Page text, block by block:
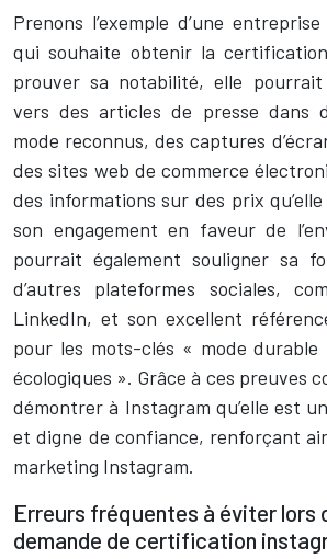
Prenons l’exemple d’une
qui souhaite obtenir la
prouver sa notabilité, elle
vers des articles de presse dans
mode reconnus, des captures
des sites web de commerce
des informations sur des prix
son engagement en faveur de
pourrait également souligner sa
d’autres plateformes sociales,
LinkedIn, et son excellent
pour les mots-clés « mode
écologiques ». Grâce à ces preuves
démontrer à Instagram qu’elle est
et digne de confiance, renforçant
marketing Instagram.
Erreurs fréquentes à éviter lors
demande de certification